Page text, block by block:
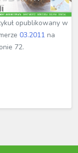
opublikowany w
03.2011 na
72.